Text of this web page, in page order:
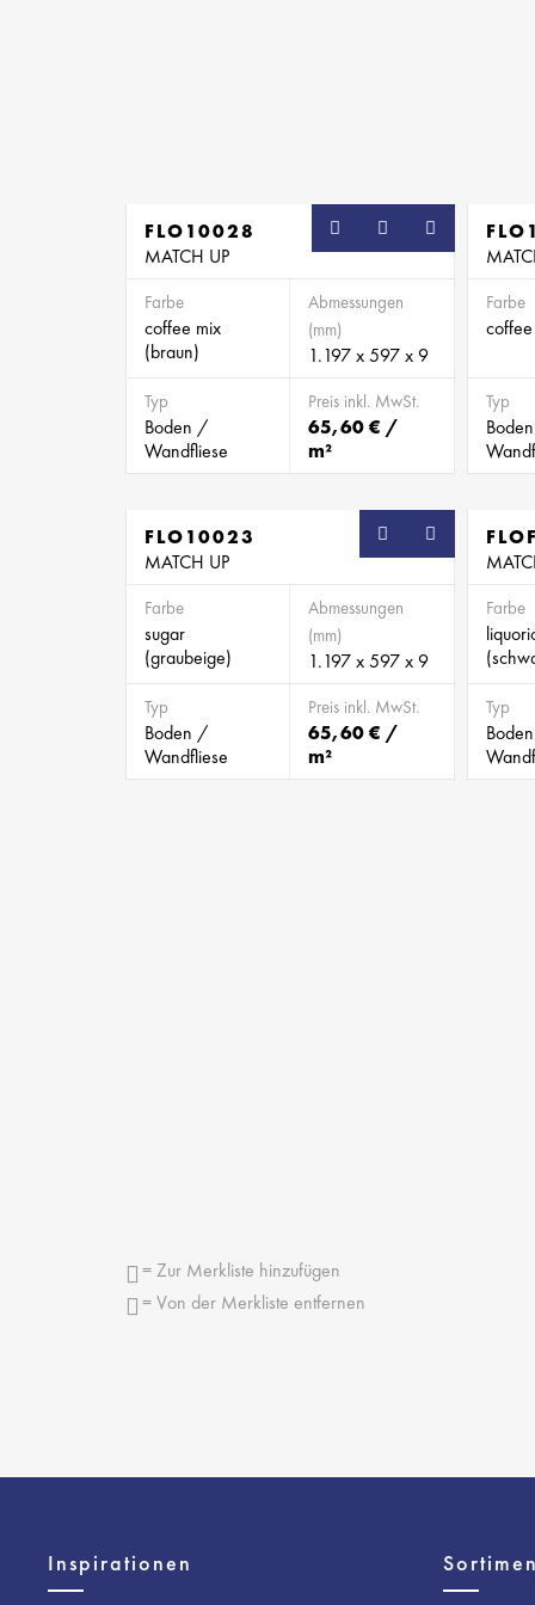
FLO10028
MATCH UP
Farbe
coffee mix
(braun)
Abmessungen
(mm)
1.197 x 597 x 9
Typ
Boden /
Wandfliese
Preis inkl. MwSt.
65,60 € /
m²
Farbe
Typ
FLO10023
MATCH UP
Farbe
sugar
(graubeige)
Abmessungen
(mm)
1.197 x 597 x 9
Typ
Boden /
Wandfliese
Preis inkl. MwSt.
65,60 € /
m²
Farbe
Typ
= Zur Merkliste hinzufügen
= Von der Merkliste entfernen
Inspirationen